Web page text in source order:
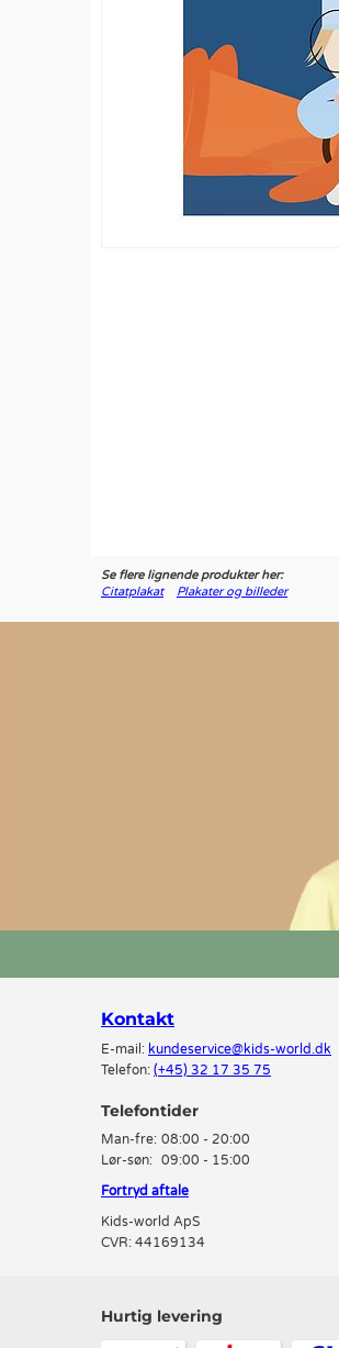
Se flere lignende produkter her:
Citatplakat
Plakater og billeder
Kontakt
E-mail: kundeservice@kids-world.dk
Telefon: (+45) 32 17 35 75
Telefontider
Man-fre: 08:00 - 20:00
Lør-søn: 09:00 - 15:00
Fortryd aftale
Kids-world ApS
CVR: 44169134
Hurtig levering